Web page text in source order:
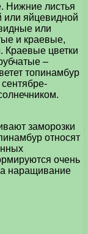
Нижние листья
или яйцевидной
или
и краевые,
Краевые цветки
–
топинамбур
заморозки
относят
очень
наращивание